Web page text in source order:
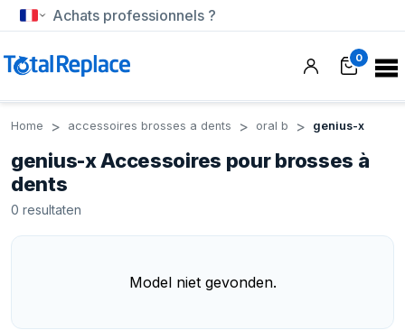
Achats professionnels ?
0
Home accessoires brosses a dents oral b genius-x
genius-x Accessoires pour brosses à
dents
0 resultaten
Model niet gevonden.